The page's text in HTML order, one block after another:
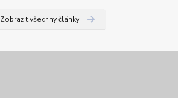
Zobrazit všechny články